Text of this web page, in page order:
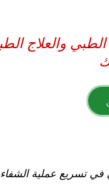
في تسريع عملية الشفاء